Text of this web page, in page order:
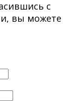
с
вы можете